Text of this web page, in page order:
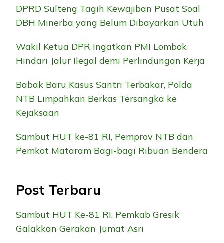
DPRD Sulteng Tagih Kewajiban Pusat Soal
DBH Minerba yang Belum Dibayarkan Utuh
Wakil Ketua DPR Ingatkan PMI Lombok
Hindari Jalur Ilegal demi Perlindungan Kerja
Babak Baru Kasus Santri Terbakar, Polda
NTB Limpahkan Berkas Tersangka ke
Kejaksaan
Sambut HUT ke-81 RI, Pemprov NTB dan
Pemkot Mataram Bagi-bagi Ribuan Bendera
Post Terbaru
Sambut HUT Ke-81 RI, Pemkab Gresik
Galakkan Gerakan Jumat Asri